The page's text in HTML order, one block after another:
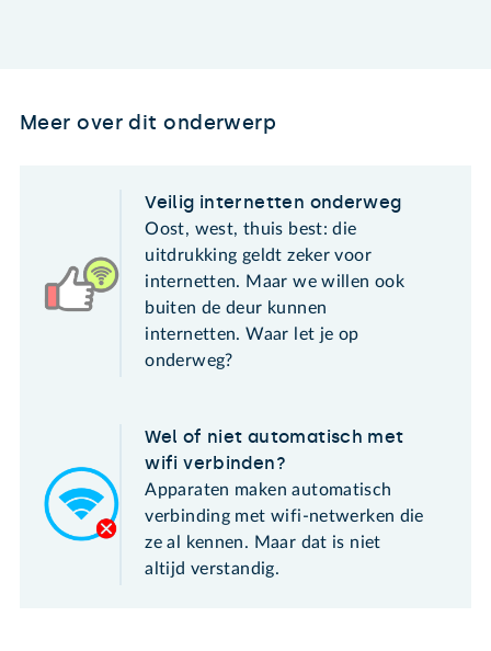
Meer over dit onderwerp
Veilig internetten onderweg
Oost, west, thuis best: die
uitdrukking geldt zeker voor
internetten. Maar we willen ook
buiten de deur kunnen
internetten. Waar let je op
onderweg?
Wel of niet automatisch met
wifi verbinden?
Apparaten maken automatisch
verbinding met wifi-netwerken die
ze al kennen. Maar dat is niet
altijd verstandig.